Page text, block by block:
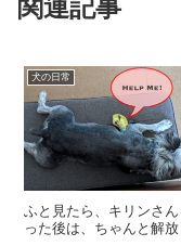
関連記事
犬の日常
ふと見たら、キリンさ
った後は、ちゃんと解放